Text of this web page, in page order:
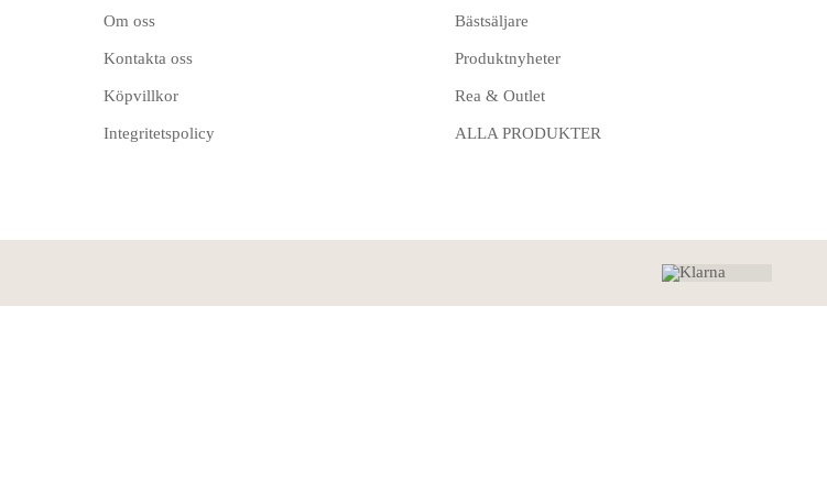
Om oss
Kontakta oss
Köpvillkor
Integritetspolicy
Bästsäljare
Produktnyheter
Rea & Outlet
ALLA PRODUKTER